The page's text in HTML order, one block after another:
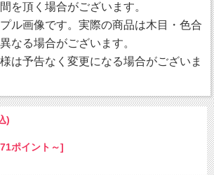
を頂く場合がございます。
ル画像です。実際の商品は木目・色合
なる場合がございます。
は予告なく変更になる場合がございま
)
ポイント～]